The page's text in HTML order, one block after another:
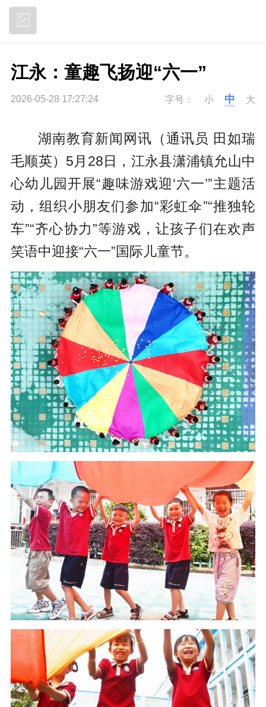
江永：童趣飞扬迎“六一”
2026-05-28 17:27:24 字号： 小 中 大
湖南教育新闻网讯（通讯员 田如瑞
毛顺英）5月28日，江永县潇浦镇允山中
心幼儿园开展“趣味游戏迎‘六一’”主题活
动，组织小朋友们参加“彩虹伞”“推独轮
车”“齐心协力”等游戏，让孩子们在欢声
笑语中迎接“六一”国际儿童节。